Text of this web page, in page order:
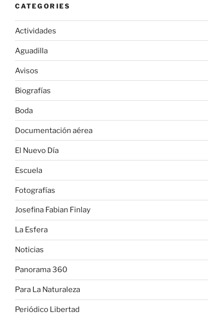
CATEGORIES
Actividades
Aguadilla
Avisos
Biografías
Boda
Documentación aérea
El Nuevo Día
Escuela
Fotografías
Josefina Fabian Finlay
La Esfera
Noticias
Panorama 360
Para La Naturaleza
Periódico Libertad